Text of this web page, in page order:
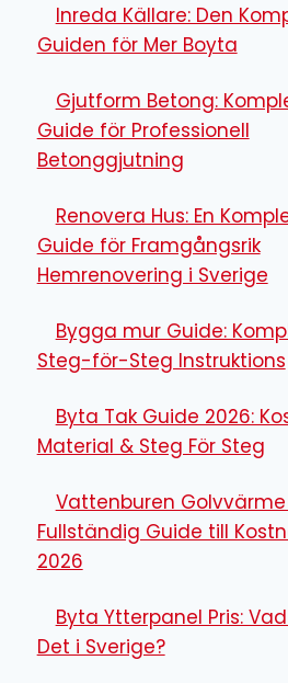
Inreda Källare: Den
Guiden för Mer Boyta
Gjutform Betong:
Guide för Professionell
Betonggjutning
Renovera Hus: En
Guide för Framgångsrik
Hemrenovering i Sverige
Bygga mur Guide:
Steg-för-Steg Instruktions
Byta Tak Guide 2026:
Material & Steg För Steg
Vattenburen Golvvärme
Fullständig Guide till
2026
Byta Ytterpanel Pris:
Det i Sverige?